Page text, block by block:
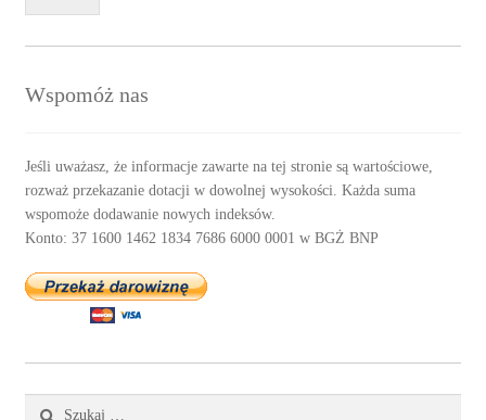
Wspomóż nas
Jeśli uważasz, że informacje zawarte na tej stronie są wartościowe,
rozważ przekazanie dotacji w dowolnej wysokości. Każda suma
wspomoże dodawanie nowych indeksów.
Konto: 37 1600 1462 1834 7686 6000 0001 w BGŻ BNP